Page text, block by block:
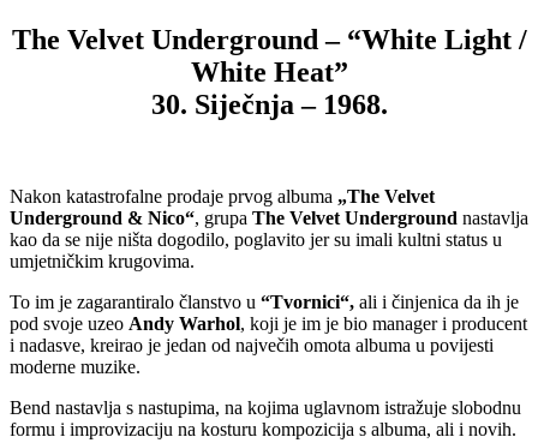
The Velvet Underground – “White Light /
White Heat”
30. Siječnja – 1968.
Nakon katastrofalne prodaje prvog albuma „The Velvet
Underground & Nico“, grupa The Velvet Underground nastavlja
kao da se nije ništa dogodilo, poglavito jer su imali kultni status u
umjetničkim krugovima.
To im je zagarantiralo članstvo u “Tvornici“, ali i činjenica da ih je
pod svoje uzeo Andy Warhol, koji je im je bio manager i producent
i nadasve, kreirao je jedan od največih omota albuma u povijesti
moderne muzike.
Bend nastavlja s nastupima, na kojima uglavnom istražuje slobodnu
formu i improvizaciju na kosturu kompozicija s albuma, ali i novih.